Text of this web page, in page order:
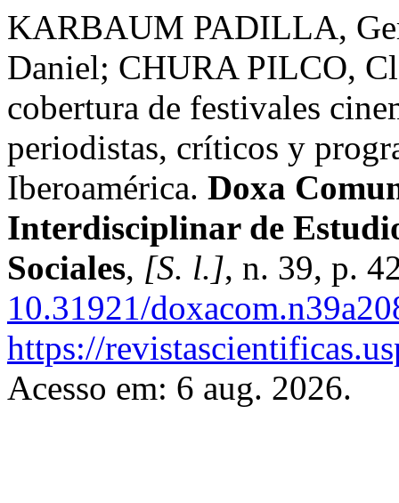
KARBAUM PADILLA,
Daniel; CHURA PILCO,
cobertura de festivales
periodistas, críticos y
Iberoamérica. Doxa
Interdisciplinar de
Sociales, [S. l.], n. 39, p.
10.31921/
https://
Acesso em: 6 aug. 2026.